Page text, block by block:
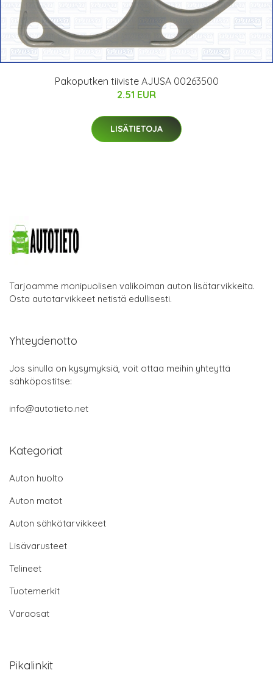
Pakoputken tiiviste AJUSA 00263500
2.51 EUR
LISÄTIETOJA
Tarjoamme monipuolisen valikoiman auton lisätarvikkeita.
Osta autotarvikkeet netistä edullisesti.
Yhteydenotto
Jos sinulla on kysymyksiä, voit ottaa meihin yhteyttä
sähköpostitse:
info@autotieto.net
Kategoriat
Auton huolto
Auton matot
Auton sähkötarvikkeet
Lisävarusteet
Telineet
Tuotemerkit
Varaosat
Pikalinkit